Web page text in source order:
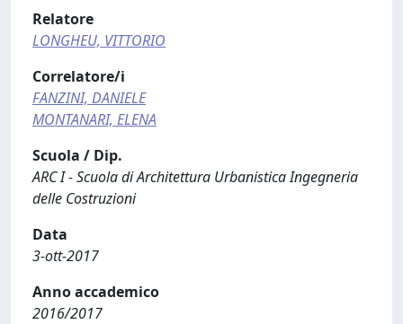
Relatore
LONGHEU, VITTORIO
Correlatore/i
FANZINI, DANIELE
MONTANARI, ELENA
Scuola / Dip.
ARC I - Scuola di Architettura Urbanistica Ingegneria
delle Costruzioni
Data
3-ott-2017
Anno accademico
2016/2017